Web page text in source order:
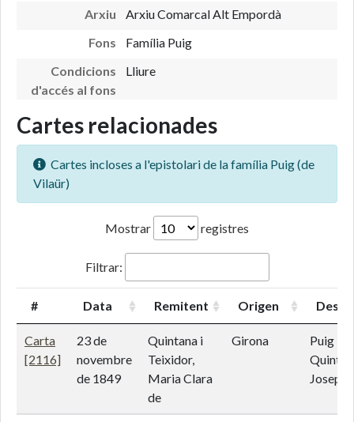
Arxiu
Arxiu Comarcal Alt Empordà
Fons
Família Puig
Condicions
d'accés al fons
Lliure
Cartes relacionades
Cartes incloses a l'epistolari de la família Puig (de
Vilaür)
Mostrar registres
Filtrar:
# Data Remitent Origen
Carta
[2116]
23 de
novembre
de 1849
Quintana i
Teixidor,
Maria Clara
de
Girona
Puig i
Josep